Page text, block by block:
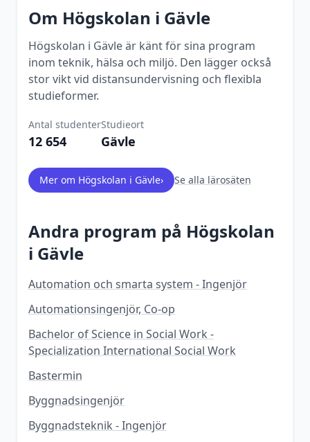
Om Högskolan i Gävle
Högskolan i Gävle är känt för sina program
inom teknik, hälsa och miljö. Den lägger också
stor vikt vid distansundervisning och flexibla
studieformer.
Antal studenter
12 654
Studieort
Gävle
Mer om Högskolan i Gävle› Se alla lärosäten
Andra program på Högskolan
i Gävle
Automation och smarta system - Ingenjör
Automationsingenjör, Co-op
Bachelor of Science in Social Work -
Specialization International Social Work
Bastermin
Byggnadsingenjör
Byggnadsteknik - Ingenjör